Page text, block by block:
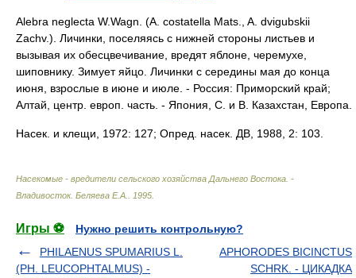
Alebra neglecta W.Wagn. (A. costatella Mats., A. dvigubskii
Zachv.). Личинки, поселяясь с нижней стороны листьев и
вызывая их обесцвечивание, вредят яблоне, черемухе,
шиповнику. Зимует яйцо. Личинки с середины мая до конца
июня, взрослые в июне и июле. - Россия: Приморский край;
Алтай, центр. европ. часть. - Япония, С. и В. Казахстан, Европа.
Насек. и клещи, 1972: 127; Опред. насек. ДВ, 1988, 2: 103.
Насекомые - вредители сельского хозяйства Дальнего Востока. -
Владивосток. Беляева Е.А. 1995
Игры ⚽
Нужно решить контрольную?
PHILAENUS SPUMARIUS L.
(PH. LEUCOPHTALMUS) -
APHORODES BICINCTUS
SCHRK. - ЦИКАДКА